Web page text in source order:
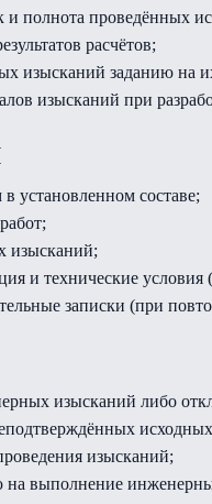
полнота проведённых
расчётов;
изысканий заданию на
изысканий при
установленном составе;
изысканий;
и технические
записки (при
изысканий либо
изысканий;
на выполнение